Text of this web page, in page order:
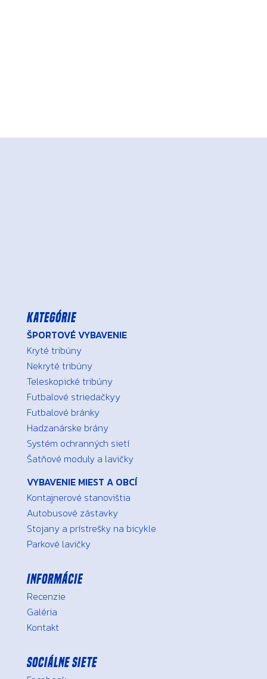
Kategórie
ŠPORTOVÉ VYBAVENIE
Kryté tribúny
Nekryté tribúny
Teleskopické tribúny
Futbalové striedačkyy
Futbalové bránky
Hadzanárske brány
Systém ochranných sietí
Šatňové moduly a lavičky
VYBAVENIE MIEST A OBCÍ
Kontajnerové stanovištia
Autobusové zástavky
Stojany a prístrešky na bicykle
Parkové lavičky
Informácie
Recenzie
Galéria
Kontakt
Sociálne siete